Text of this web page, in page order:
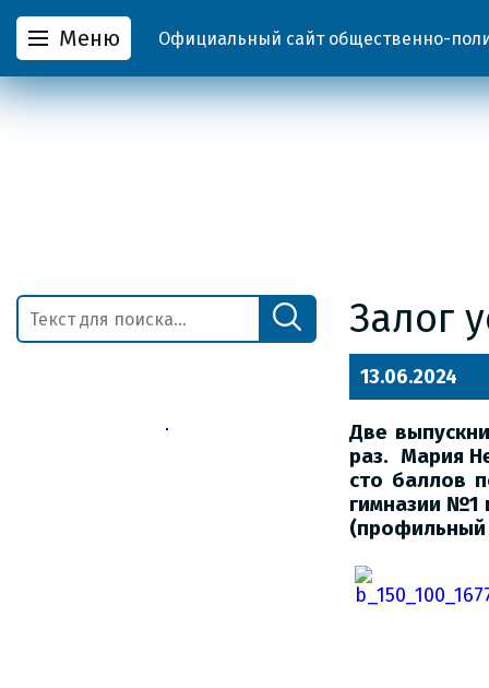
Меню Официальный сайт общественно-
Залог
13.06.2024
Две
раз. Мария
сто баллов
гимназии №1
(профильный